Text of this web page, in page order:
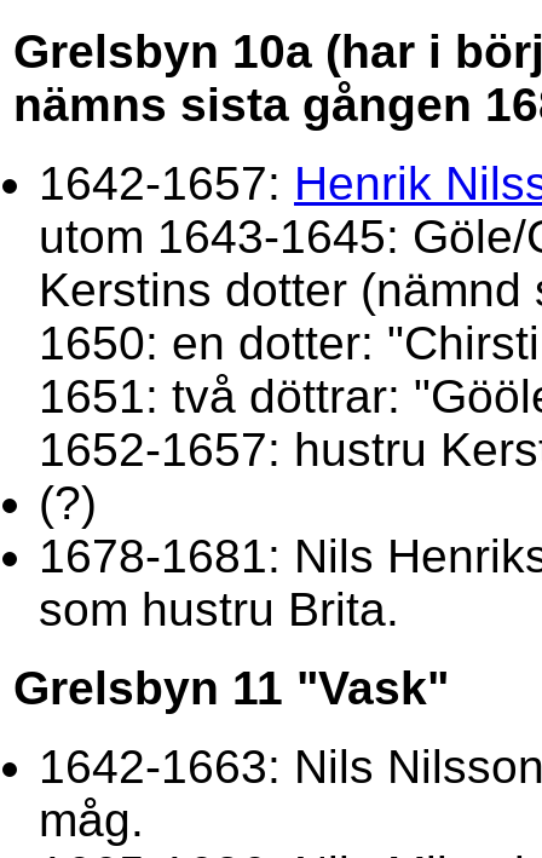
Grelsbyn 10a (har i
nämns sista gången
1642-1657: Henrik
utom 1643-1645:
Kerstins dotter
1650: en dotter:
1651: två döttrar:
1652-1657: hustru
(?)
1678-1681: Nils
som hustru Brita.
Grelsbyn 11 "Vask"
1642-1663: Nils
måg.